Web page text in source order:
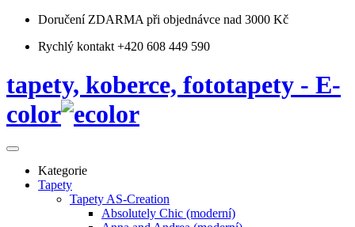
Doručení ZDARMA při objednávce nad 3000 Kč
Rychlý kontakt +420 608 449 590
tapety, koberce, fototapety - E-
color
Kategorie
Tapety
Tapety AS-Creation
Absolutely Chic (moderní)